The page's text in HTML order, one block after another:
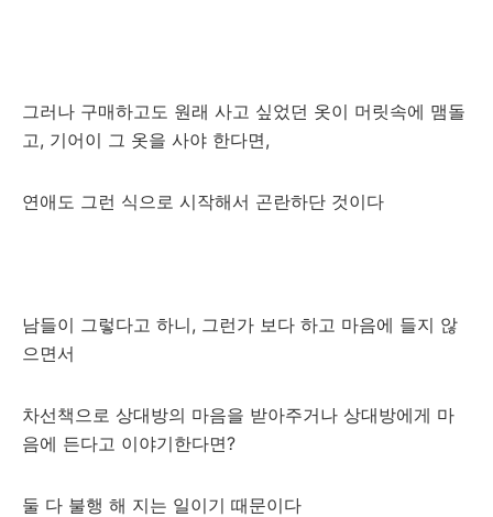
그러나 구매하고도 원래 사고 싶었던 옷이 머릿속에 맴돌
고, 기어이 그 옷을 사야 한다면,
연애도 그런 식으로 시작해서 곤란하단 것이다
남들이 그렇다고 하니, 그런가 보다 하고 마음에 들지 않
으면서
차선책으로 상대방의 마음을 받아주거나 상대방에게 마
음에 든다고 이야기한다면?
둘 다 불행 해 지는 일이기 때문이다